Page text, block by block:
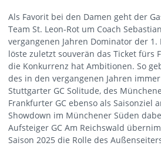
Als Favorit bei den Damen geht der
Team St. Leon-Rot um Coach
vergangenen Jahren Dominator der
löste zuletzt souverän das Ticket fürs
die Konkurrenz hat Ambitionen. So
des in den vergangenen Jahren
Stuttgarter GC Solitude, des
Frankfurter GC ebenso als Saisonziel
Showdown im Münchener Süden
Aufsteiger GC Am Reichswald
Saison 2025 die Rolle des